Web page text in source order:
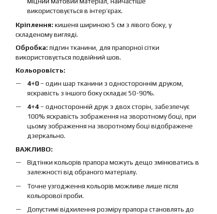
використовується в інтер’єрах.
Кріплення: кишеня шириною 5 см з лівого боку, у
складеному вигляді.
Обробка: підгин тканини, для прапорної сітки
використовується подвійний шов.
Кольоровість:
4+0 – один шар тканини з одностороннім друком,
яскравість з іншого боку складає 50-90%.
4+4 – односторонній друк з двох сторін, забезпечує
100% яскравість зображення на зворотному боці, при
цьому зображення на зворотному боці відображене
дзеркально.
ВАЖЛИВО:
Відтінки кольорів прапора можуть дещо змінюватись в
залежності від обраного матеріалу.
Точне узгодження кольорів можливе лише після
кольорової проби.
Допустимі відхилення розміру прапора становлять до